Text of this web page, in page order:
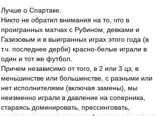
Лучше о Спартаке.
Никто не обратил внимания на то, что в
проигранных матчах с Рубином, девками и
Газизовым и в выигранных играх этого года (в
т.ч. последнее дерби) красно-белые играли в
один и тот же футбол.
Причем независимо от того, в 2 или 3 цз, в
меньшинстве или большинстве, с разными или
нет исполнителями (включая замены), мы
неизменно играли в давление на соперника,
стараясь доминировать, прессинговать,